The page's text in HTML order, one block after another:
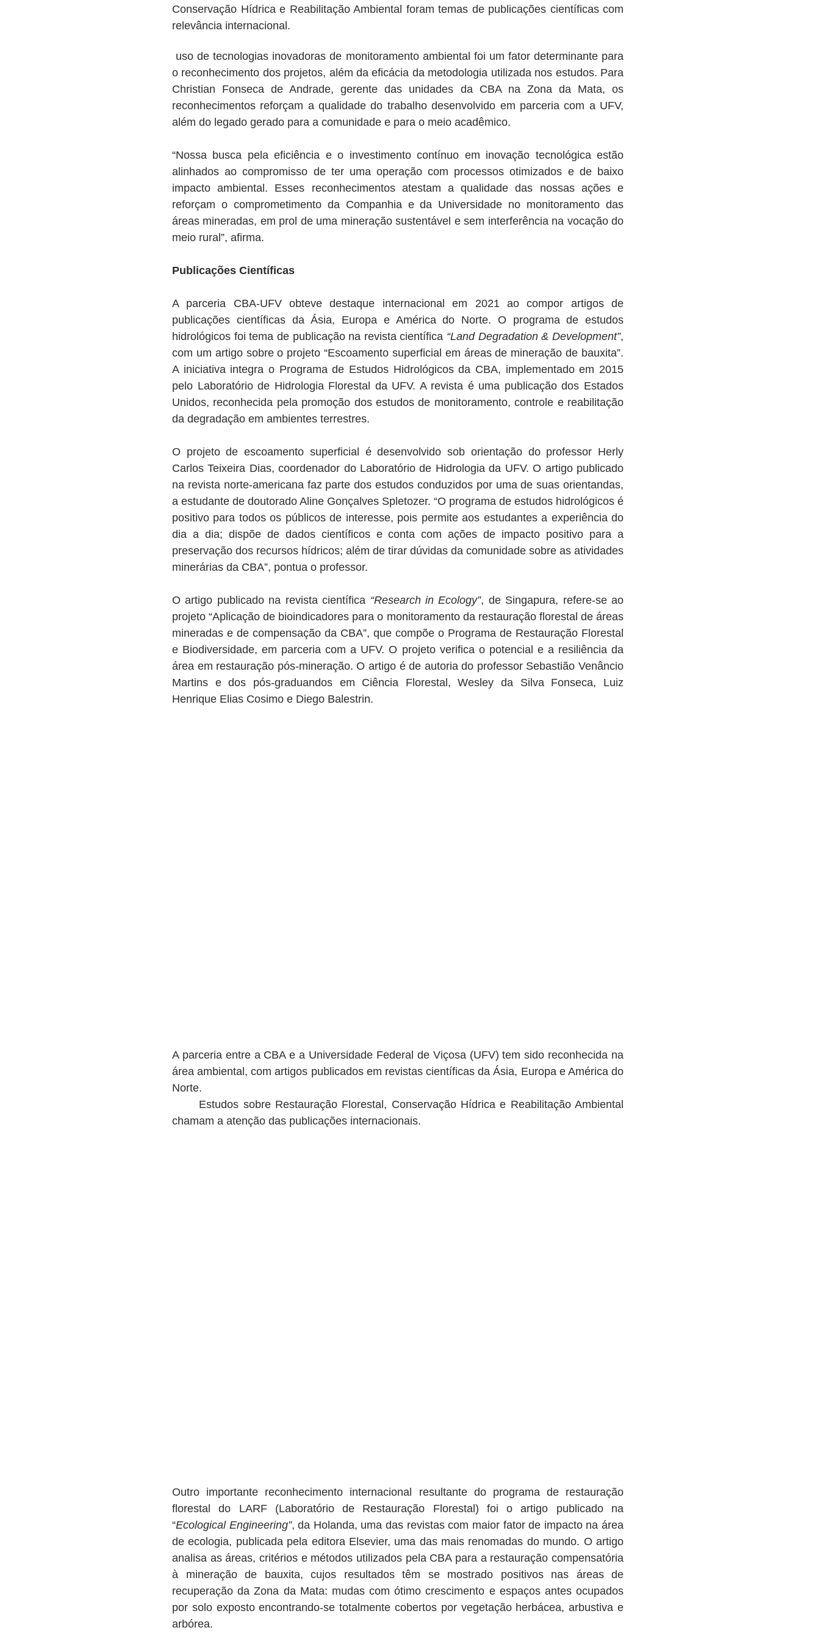
Conservação Hídrica e Reabilitação Ambiental foram temas de publicações científicas com
relevância internacional.
o reconhecimento dos projetos, além da eficácia da metodologia utilizada nos estudos. Para
Christian Fonseca de Andrade, gerente das unidades da CBA na Zona da Mata, os
reconhecimentos reforçam a qualidade do trabalho desenvolvido em parceria com a UFV,
além do legado gerado para a comunidade e para o meio acadêmico.
“Nossa busca pela eficiência e o investimento contínuo em inovação tecnológica estão
alinhados ao compromisso de ter uma operação com processos otimizados e de baixo
impacto ambiental. Esses reconhecimentos atestam a qualidade das nossas ações e
reforçam o comprometimento da Companhia e da Universidade no monitoramento das
áreas mineradas, em prol de uma mineração sustentável e sem interferência na vocação do
meio rural”, afirma.
Publicações Científicas
A parceria CBA-UFV obteve destaque internacional em 2021 ao compor artigos de
publicações científicas da Ásia, Europa e América do Norte. O programa de estudos
hidrológicos foi tema de publicação na revista científica “Land Degradation & Development”,
com um artigo sobre o projeto “Escoamento superficial em áreas de mineração de bauxita”.
A iniciativa integra o Programa de Estudos Hidrológicos da CBA, implementado em 2015
pelo Laboratório de Hidrologia Florestal da UFV. A revista é uma publicação dos Estados
Unidos, reconhecida pela promoção dos estudos de monitoramento, controle e reabilitação
da degradação em ambientes terrestres.
O projeto de escoamento superficial é desenvolvido sob orientação do professor Herly
Carlos Teixeira Dias, coordenador do Laboratório de Hidrologia da UFV. O artigo publicado
na revista norte-americana faz parte dos estudos conduzidos por uma de suas orientandas,
a estudante de doutorado Aline Gonçalves Spletozer. “O programa de estudos hidrológicos é
positivo para todos os públicos de interesse, pois permite aos estudantes a experiência do
dia a dia; dispõe de dados científicos e conta com ações de impacto positivo para a
preservação dos recursos hídricos; além de tirar dúvidas da comunidade sobre as atividades
minerárias da CBA”, pontua o professor.
O artigo publicado na revista científica “Research in Ecology”, de Singapura, refere-se ao
projeto “Aplicação de bioindicadores para o monitoramento da restauração florestal de áreas
mineradas e de compensação da CBA”, que compõe o Programa de Restauração Florestal
e Biodiversidade, em parceria com a UFV. O projeto verifica o potencial e a resiliência da
área em restauração pós-mineração. O artigo é de autoria do professor Sebastião Venâncio
Martins e dos pós-graduandos em Ciência Florestal, Wesley da Silva Fonseca, Luiz
Henrique Elias Cosimo e Diego Balestrin.
A parceria entre a CBA e a Universidade Federal de Viçosa (UFV) tem sido reconhecida na
área ambiental, com artigos publicados em revistas científicas da Ásia, Europa e América do
Norte.
chamam a atenção das publicações internacionais.
Outro importante reconhecimento internacional resultante do programa de restauração
florestal do LARF (Laboratório de Restauração Florestal) foi o artigo publicado na
“Ecological Engineering”, da Holanda, uma das revistas com maior fator de impacto na área
de ecologia, publicada pela editora Elsevier, uma das mais renomadas do mundo. O artigo
analisa as áreas, critérios e métodos utilizados pela CBA para a restauração compensatória
à mineração de bauxita, cujos resultados têm se mostrado positivos nas áreas de
recuperação da Zona da Mata: mudas com ótimo crescimento e espaços antes ocupados
por solo exposto encontrando-se totalmente cobertos por vegetação herbácea, arbustiva e
arbórea.